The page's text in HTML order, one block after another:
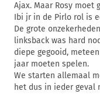
Ajax. Maar Rosy moet
Ibi jr in de Pirlo rol is
De grote
linksback was hard
diepe gegooid,
jaar moeten spelen.
We starten allemaal
het dus in ieder geval